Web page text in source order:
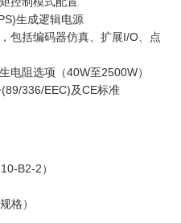
生成逻辑电源
包括编码器仿真、扩展I/O、点
电阻选项（40W至2500W）
(89/336/EEC)及CE标准
B2-2）
格）